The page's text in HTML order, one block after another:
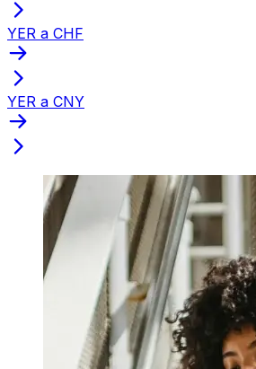
YER a CHF
YER a CNY